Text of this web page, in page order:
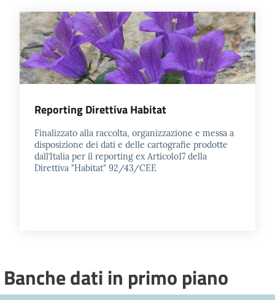
Reporting Direttiva Habitat
Finalizzato alla raccolta, organizzazione e messa a
disposizione dei dati e delle cartografie prodotte
dall’Italia per il reporting ex Articolo17 della
Direttiva "Habitat" 92/43/CEE
Banche dati in primo piano